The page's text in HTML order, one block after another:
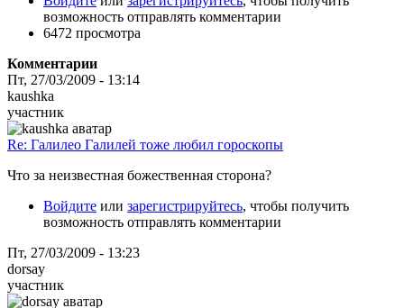
возможность отправлять комментарии
6472 просмотра
Комментарии
Пт, 27/03/2009 - 13:14
kaushka
участник
Re: Галилео Галилей тоже любил гороскопы
Что за неизвестная божественная сторона?
Войдите или зарегистрируйтесь, чтобы получить
возможность отправлять комментарии
Пт, 27/03/2009 - 13:23
dorsay
участник